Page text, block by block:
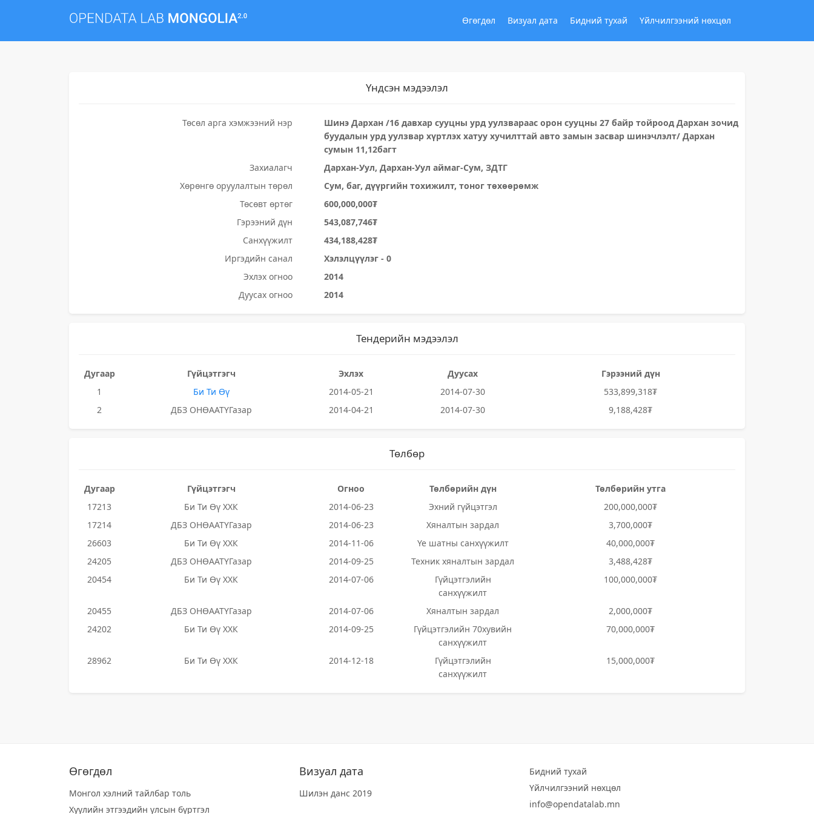
Өгөгдөл Визуал дата Бидний тухай Үйлчилгээний нөхцөл
Үндсэн мэдээлэл
Төсөл арга хэмжээний нэр
Шинэ Дархан /16 давхар сууцны урд уулзвараас орон сууцны 27 байр тойроод Дархан зочид
буудалын урд уулзвар хүртлэх хатуу хучилттай авто замын засвар шинэчлэлт/ Дархан
сумын 11,12багт
Захиалагч
Дархан-Уул, Дархан-Уул аймаг-Сум, ЗДТГ
Хөрөнгө оруулалтын төрөл
Сум, баг, дүүргийн тохижилт, тоног төхөөрөмж
Төсөвт өртөг
600,000,000₮
Гэрээний дүн
543,087,746₮
Санхүүжилт
434,188,428₮
Иргэдийн санал
Хэлэлцүүлэг - 0
Эхлэх огноо
2014
Дуусах огноо
2014
Тендерийн мэдээлэл
Дугаар Гүйцэтгэгч Эхлэх Дуусах
Гэрээний дүн
1
Би Ти Өү 2014-05-21 2014-07-30
533,899,318₮
2
ДБЗ ОНӨААТҮГазар 2014-04-21 2014-07-30 9,188,428₮
Төлбөр
Дугаар Гүйцэтгэгч Огноо Төлбөрийн дүн
Төлбөрийн утга
17213
Би Ти Өү ХХК 2014-06-23 Эхний гүйцэтгэл
200,000,000₮
17214
ДБЗ ОНӨААТҮГазар 2014-06-23 Хяналтын зардал
3,700,000₮
26603
Би Ти Өү ХХК 2014-11-06 Үе шатны санхүүжилт
40,000,000₮
24205
ДБЗ ОНӨААТҮГазар 2014-09-25 Техник хяналтын зардал
3,488,428₮
20454
Би Ти Өү ХХК 2014-07-06
Гүйцэтгэлийн
санхүүжилт
100,000,000₮
20455 ДБЗ ОНӨААТҮГазар 2014-07-06 Хяналтын зардал
2,000,000₮
24202
Би Ти Өү ХХК 2014-09-25
Гүйцэтгэлийн 70хувийн
санхүүжилт
70,000,000₮
28962 Би Ти Өү ХХК 2014-12-18
Гүйцэтгэлийн
санхүүжилт
15,000,000₮
Өгөгдөл
Монгол хэлний тайлбар толь
Хуулийн этгээдийн улсын бүртгэл
Визуал дата
Шилэн данс 2019
Бидний тухай
Үйлчилгээний нөхцөл
info@opendatalab.mn